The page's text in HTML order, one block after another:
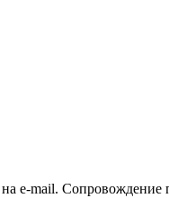
e-mail. Сопровождение